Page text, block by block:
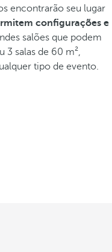
encontrarão seu lugar
configurações e
salões que podem
3 salas de 60 m²,
tipo de evento.